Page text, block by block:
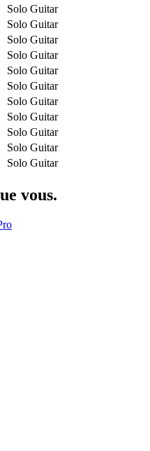
Solo Guitar
Solo Guitar
Solo Guitar
Solo Guitar
Solo Guitar
Solo Guitar
Solo Guitar
Solo Guitar
Solo Guitar
Solo Guitar
Solo Guitar
vous.